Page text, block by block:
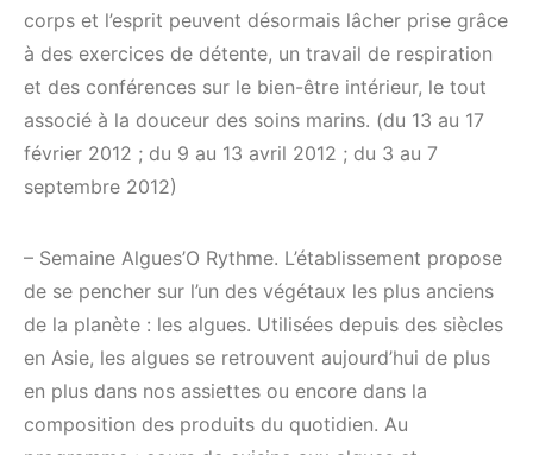
corps et l’esprit peuvent désormais lâcher prise grâce
à des exercices de détente, un travail de respiration
et des conférences sur le bien-être intérieur, le tout
associé à la douceur des soins marins. (du 13 au 17
février 2012 ; du 9 au 13 avril 2012 ; du 3 au 7
septembre 2012)
– Semaine Algues’O Rythme. L’établissement propose
de se pencher sur l’un des végétaux les plus anciens
de la planète : les algues. Utilisées depuis des siècles
en Asie, les algues se retrouvent aujourd’hui de plus
en plus dans nos assiettes ou encore dans la
composition des produits du quotidien. Au